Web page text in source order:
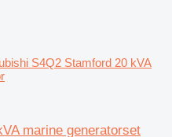
S4Q2 Stamford 20 kVA
marine generatorset